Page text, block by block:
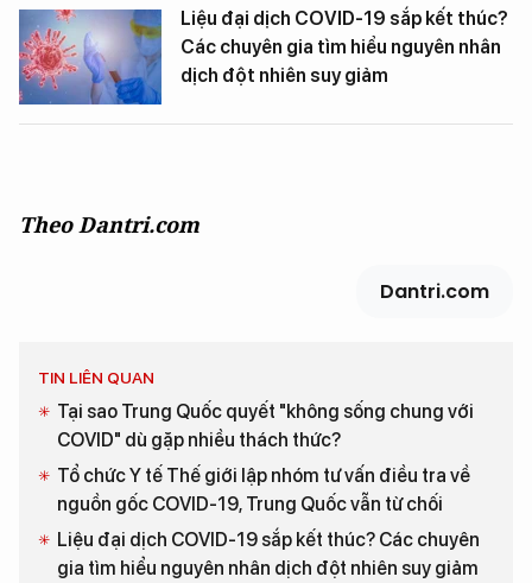
Liệu đại dịch COVID-19 sắp kết thúc?
Các chuyên gia tìm hiểu nguyên nhân
dịch đột nhiên suy giảm
Theo Dantri.com
Dantri.com
TIN LIÊN QUAN
Tại sao Trung Quốc quyết "không sống chung với
COVID" dù gặp nhiều thách thức?
Tổ chức Y tế Thế giới lập nhóm tư vấn điều tra về
nguồn gốc COVID-19, Trung Quốc vẫn từ chối
Liệu đại dịch COVID-19 sắp kết thúc? Các chuyên
gia tìm hiểu nguyên nhân dịch đột nhiên suy giảm